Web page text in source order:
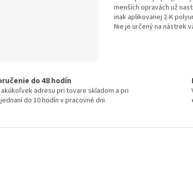
menších opravách už
inak aplikovanej 2-K
Nie je určený na nástrek
do 48 hodín
akúkoľvek adresu pri tovare skladom a pri
do 10 hodín v pracovné dni